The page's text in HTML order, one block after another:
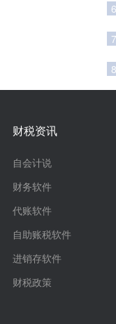
6
7
8
财税资讯
自会计说
财务软件
代账软件
自助账税软件
进销存软件
财税政策